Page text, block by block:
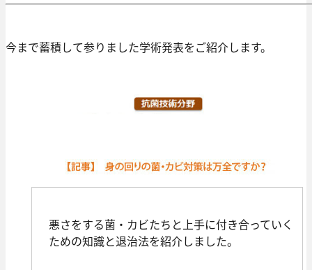
今まで蓄積して参りました学術発表をご紹介します。
悪さをする菌・カビたちと上手に付き合っていく
ための知識と退治法を紹介しました。